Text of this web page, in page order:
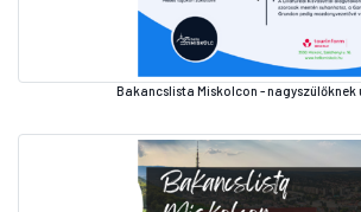
Bakancslista Miskolcon - nagyszülőknek